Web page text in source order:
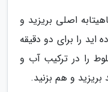
اصلی بریزید و
اید را برای دو دقیقه
را در ترکیب آب و
بریزید و هم بزنید.